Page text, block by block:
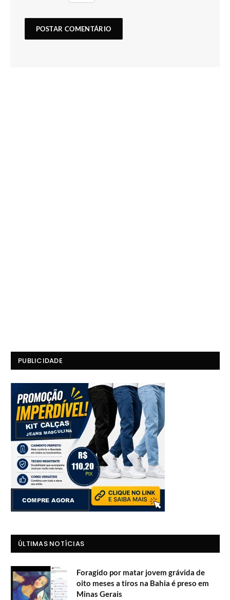
PUBLICIDADE
ÚLTIMAS NOTÍCIAS
Foragido por matar jovem grávida de
oito meses a tiros na Bahia é preso em
Minas Gerais